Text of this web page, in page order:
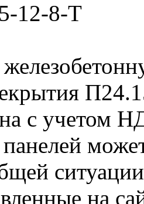
12-8-Т
с учетом
на